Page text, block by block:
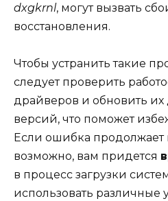
dxgkrnl, могут вызвать
восстановления.
Чтобы устранить такие
следует проверить
драйверов и обновить
версий, что поможет
Если ошибка продолжает
возможно, вам придется
в процесс загрузки
использовать различные